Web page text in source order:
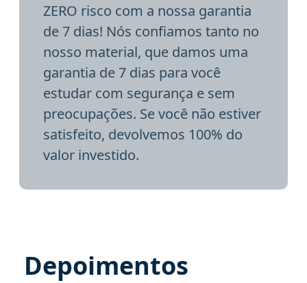
ZERO risco com a nossa garantia
de 7 dias! Nós confiamos tanto no
nosso material, que damos uma
garantia de 7 dias para você
estudar com segurança e sem
preocupações. Se você não estiver
satisfeito, devolvemos 100% do
valor investido.
Depoimentos